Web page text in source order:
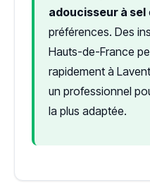
adoucisseur à sel
préférences. Des
Hauts-de-France
rapidement à
un professionnel
la plus adaptée.